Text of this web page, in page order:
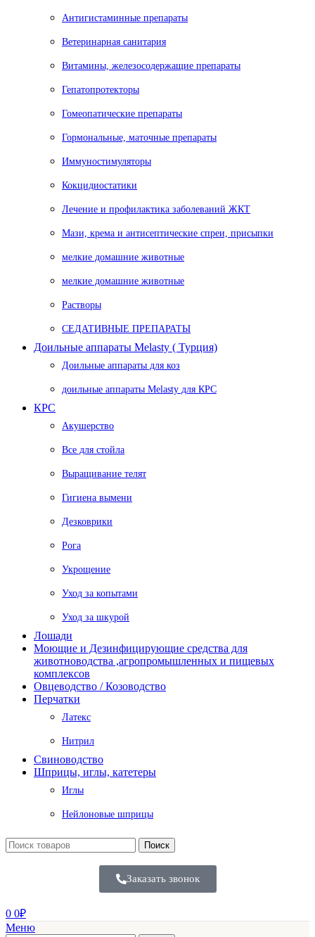
Антигистаминные препараты
Ветеринарная санитария
Витамины, железосодержащие препараты
Гепатопротекторы
Гомеопатические препараты
Гормональные, маточные препараты
Иммуностимуляторы
Кокцидиостатики
Лечение и профилактика заболеваний ЖКТ
Мази, крема и антисептические спреи, присыпки
мелкие домашние животные
мелкие домашние животные
Растворы
СЕДАТИВНЫЕ ПРЕПАРАТЫ
Доильные аппараты Melasty ( Турция)
Доильные аппараты для коз
доильные аппараты Melasty для КРС
КРС
Акушерство
Все для стойла
Выращивание телят
Гигиена вымени
Дезковрики
Рога
Укрощение
Уход за копытами
Уход за шкурой
Лошади
Моющие и Дезинфицирующие средства для
животноводства ,агропромышленных и пищевых
комплексов
Овцеводство / Козоводство
Перчатки
Латекс
Нитрил
Свиноводство
Шприцы, иглы, катетеры
Иглы
Нейлоновые шприцы
Поиск
Заказать звонок
0 0₽
Меню